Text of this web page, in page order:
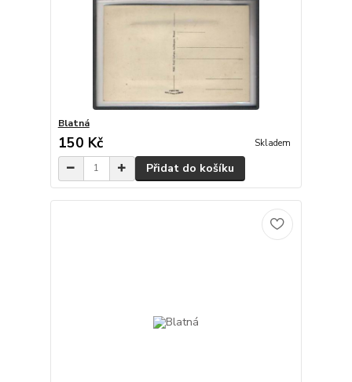
Blatná
150 Kč Skladem
Přidat do košíku